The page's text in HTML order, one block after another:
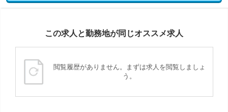
この求人と勤務地が同じオススメ求人
閲覧履歴がありません。まずは求人を閲覧しましょ
う。